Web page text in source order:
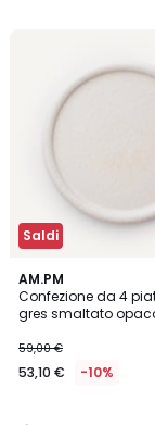
Saldi
AM.PM
Confezione da 4
gres smaltato
59,00 €
53,10 € -10%
3,5
/ 5
2
Colori